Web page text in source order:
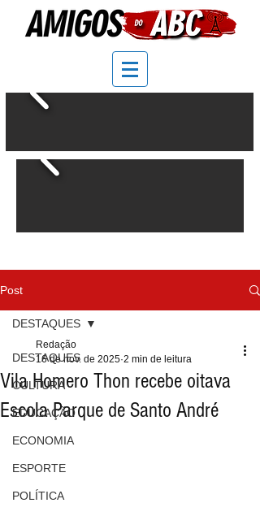
Post
DESTAQUES
CULTURA
EDUCAÇÃO
ECONOMIA
ESPORTE
POLÍTICA
DESTAQUES
Vila Homero Thon recebe oitava
Escola Parque de Santo André
Redação
16 de nov. de 2025 2 min de leitura